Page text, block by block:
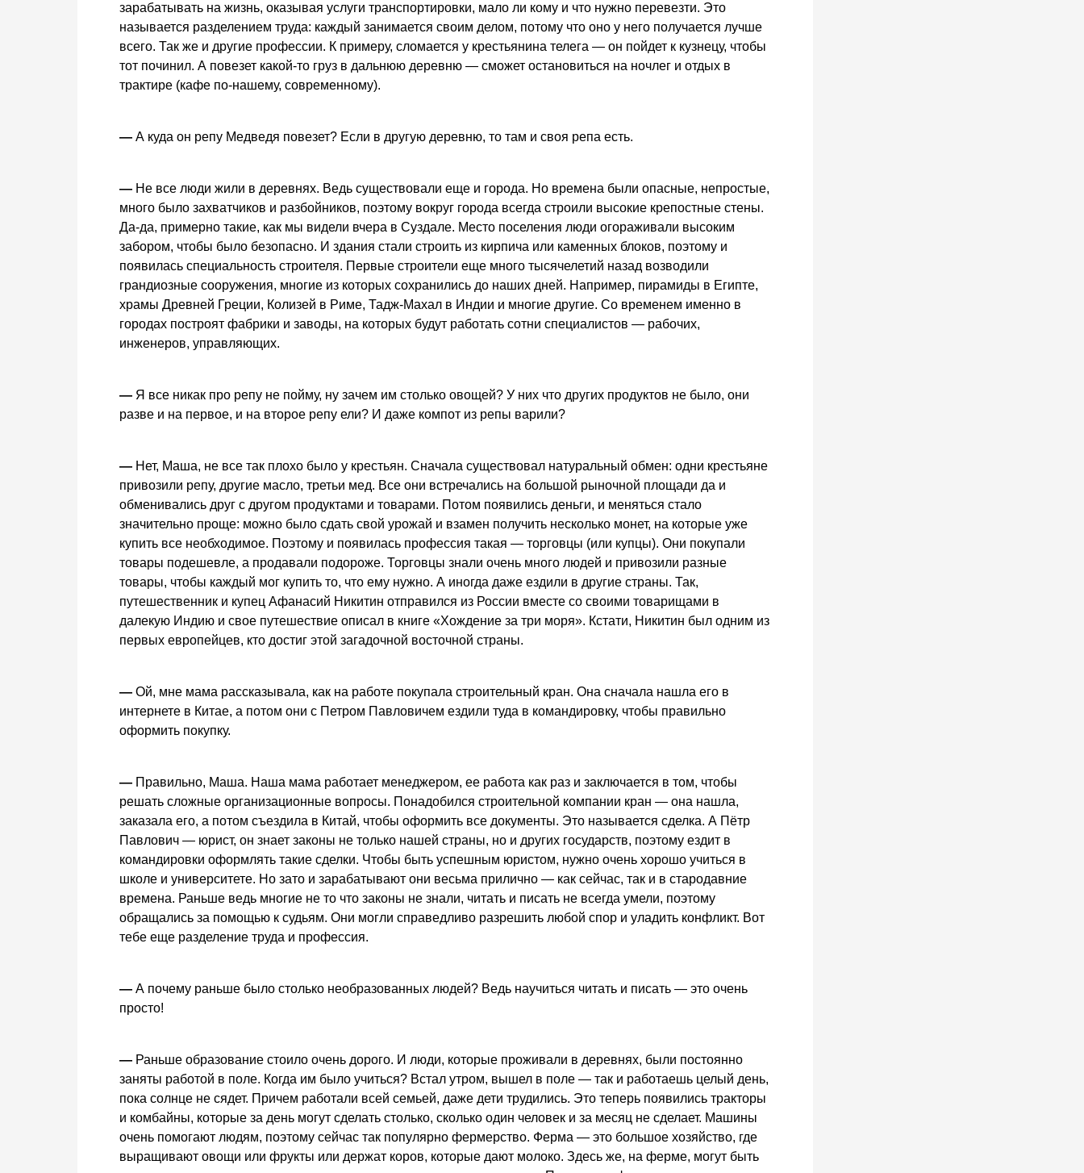
зарабатывать на жизнь, оказывая услуги транспортировки, мало ли кому и что нужно перевезти. Это
называется разделением труда: каждый занимается своим делом, потому что оно у него получается лучше
всего. Так же и другие профессии. К примеру, сломается у крестьянина телега — он пойдет к кузнецу, чтобы
тот починил. А повезет какой-то груз в дальнюю деревню — сможет остановиться на ночлег и отдых в
трактире (кафе по-нашему, современному).
— А куда он репу Медведя повезет? Если в другую деревню, то там и своя репа есть.
— Не все люди жили в деревнях. Ведь существовали еще и города. Но времена были опасные, непростые,
много было захватчиков и разбойников, поэтому вокруг города всегда строили высокие крепостные стены.
Да-да, примерно такие, как мы видели вчера в Суздале. Место поселения люди огораживали высоким
забором, чтобы было безопасно. И здания стали строить из кирпича или каменных блоков, поэтому и
появилась специальность строителя. Первые строители еще много тысячелетий назад возводили
грандиозные сооружения, многие из которых сохранились до наших дней. Например, пирамиды в Египте,
храмы Древней Греции, Колизей в Риме, Тадж-Махал в Индии и многие другие. Со временем именно в
городах построят фабрики и заводы, на которых будут работать сотни специалистов — рабочих,
инженеров, управляющих.
— Я все никак про репу не пойму, ну зачем им столько овощей? У них что других продуктов не было, они
разве и на первое, и на второе репу ели? И даже компот из репы варили?
— Нет, Маша, не все так плохо было у крестьян. Сначала существовал натуральный обмен: одни крестьяне
привозили репу, другие масло, третьи мед. Все они встречались на большой рыночной площади да и
обменивались друг с другом продуктами и товарами. Потом появились деньги, и меняться стало
значительно проще: можно было сдать свой урожай и взамен получить несколько монет, на которые уже
купить все необходимое. Поэтому и появилась профессия такая — торговцы (или купцы). Они покупали
товары подешевле, а продавали подороже. Торговцы знали очень много людей и привозили разные
товары, чтобы каждый мог купить то, что ему нужно. А иногда даже ездили в другие страны. Так,
путешественник и купец Афанасий Никитин отправился из России вместе со своими товарищами в
далекую Индию и свое путешествие описал в книге «Хождение за три моря». Кстати, Никитин был одним из
первых европейцев, кто достиг этой загадочной восточной страны.
— Ой, мне мама рассказывала, как на работе покупала строительный кран. Она сначала нашла его в
интернете в Китае, а потом они с Петром Павловичем ездили туда в командировку, чтобы правильно
оформить покупку.
— Правильно, Маша. Наша мама работает менеджером, ее работа как раз и заключается в том, чтобы
решать сложные организационные вопросы. Понадобился строительной компании кран — она нашла,
заказала его, а потом съездила в Китай, чтобы оформить все документы. Это называется сделка. А Пётр
Павлович — юрист, он знает законы не только нашей страны, но и других государств, поэтому ездит в
командировки оформлять такие сделки. Чтобы быть успешным юристом, нужно очень хорошо учиться в
школе и университете. Но зато и зарабатывают они весьма прилично — как сейчас, так и в стародавние
времена. Раньше ведь многие не то что законы не знали, читать и писать не всегда умели, поэтому
обращались за помощью к судьям. Они могли справедливо разрешить любой спор и уладить конфликт. Вот
тебе еще разделение труда и профессия.
— А почему раньше было столько необразованных людей? Ведь научиться читать и писать — это очень
просто!
— Раньше образование стоило очень дорого. И люди, которые проживали в деревнях, были постоянно
заняты работой в поле. Когда им было учиться? Встал утром, вышел в поле — так и работаешь целый день,
пока солнце не сядет. Причем работали всей семьей, даже дети трудились. Это теперь появились тракторы
и комбайны, которые за день могут сделать столько, сколько один человек и за месяц не сделает. Машины
очень помогают людям, поэтому сейчас так популярно фермерство. Ферма — это большое хозяйство, где
выращивают овощи или фрукты или держат коров, которые дают молоко. Здесь же, на ферме, могут быть